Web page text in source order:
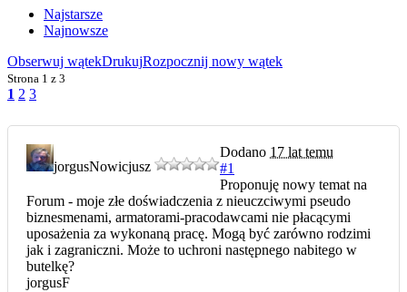
Najstarsze
Najnowsze
Obserwuj wątekDrukujRozpocznij nowy wątek
Strona 1 z 3
1 2 3
jorgusNowicjusz
Dodano 17 lat temu
#1
Proponuję nowy temat na
Forum - moje złe doświadczenia z nieuczciwymi pseudo
biznesmenami, armatorami-pracodawcami nie płacącymi
uposażenia za wykonaną pracę. Mogą być zarówno rodzimi
jak i zagraniczni. Może to uchroni następnego nabitego w
butelkę?
jorgusF